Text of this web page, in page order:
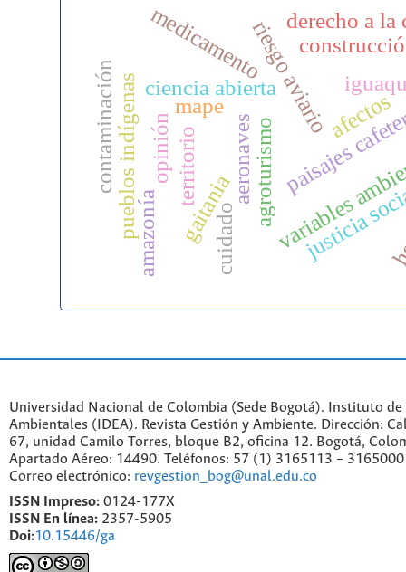
variables
riesgo aviario
aeronaves
gaitania agroturismo paisajes
territorio
ciencia abierta
justicia
pueblos indígenas cuidado
afectos
opinión
amazonía
derecho a la
mape
medicamento
contaminación
Universidad Nacional de Colombia (Sede Bogotá). Instituto de
Ambientales (IDEA). Revista Gestión y Ambiente. Dirección:
67, unidad Camilo Torres, bloque B2, oficina 12. Bogotá,
Apartado Aéreo: 14490. Teléfonos: 57 (1) 3165113 –
Correo electrónico: revgestion_bog@unal.edu.co
ISSN Impreso: 0124-177X
ISSN En línea: 2357-5905
Doi:10.15446/ga